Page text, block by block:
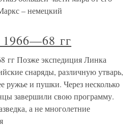
– немецкий
1966—68 гг
гг Позже экспедиция Линка
снаряды, различную утварь,
ружье и пушки. Через несколько
завершили свою программу.
а не многолетние